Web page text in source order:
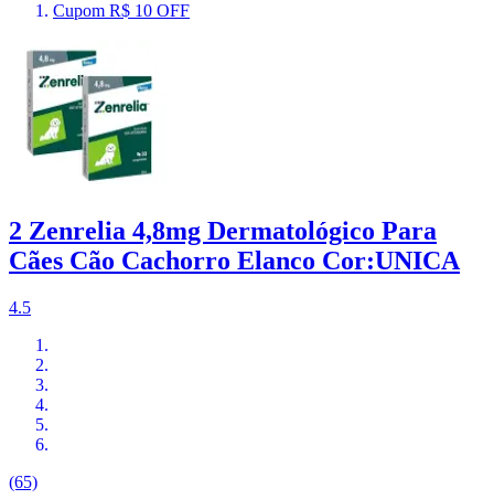
Cupom R$ 10 OFF
2 Zenrelia 4,8mg Dermatológico Para
Cães Cão Cachorro Elanco Cor:UNICA
4.5
(65)